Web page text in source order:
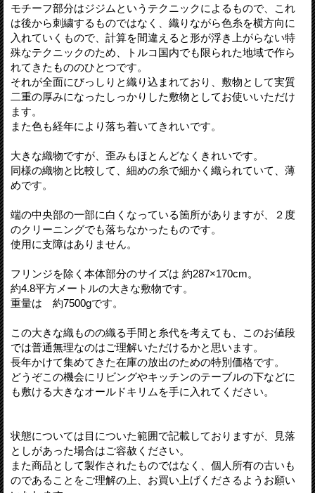
モチーフ部分はジジムというテクニックによるもので、これ
は後から刺繍するものではなく、織りながら色糸を横方向に
入れていくもので、計算を間違えると形が浮き上がらない特
殊なテクニックのため、トルコ国内でも限られた地域で作ら
れてきたもののひとつです。
それが全面にびっしりと織り込まれており、敷物として実質
二重の厚みになったしっかりした敷物としてお使いいただけ
ます。
また色も経年により落ち着いてきれいです。
大きな織物ですが、歪みもほとんどなくきれいです。
同様の織物と比較して、細めの糸で細かく織られていて、薄
めです。
端の中央部の一部に白くなっている箇所がありますが、２度
のクリーニングでも落ちなかったものです。
使用に支障はありません。
フリンジを除く本体部分のサイズは 約287×170cm。
約4.8平方メートルの大きな敷物です。
重量は 約7500gです。
この大きな織ものの織る手間と糸代を考えても、このお値段
では普通無理なのはご理解いただけるかと思います。
長年かけて集めてきた在庫の放出のための特別価格です。
どうぞこの機会にリビングやキッチンのテーブルの下などに
も敷ける大きなオールドキリムを手に入れてください。
状態については目についた範囲で記載しておりますが、見落
としがあった場合はご容赦ください。
また商品として製作されたものではなく、個人所有の古いも
のであることをご理解の上、お買い上げくださるようお願い